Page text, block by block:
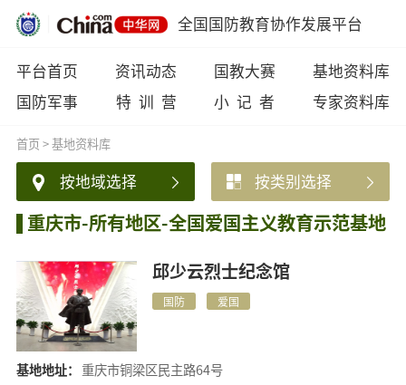
全国国防教育协作发展平台
平台首页 资讯动态 国教大赛
基地资料库
国防军事
特 训 营 小 记 者 专家资料库
首页>基地资料库
按地域选择 按类别选择
重庆市-所有地区-全国爱国主义教育示范基地
邱少云烈士纪念馆
国防 爱国
基地地址： 重庆市铜梁区民主路64号